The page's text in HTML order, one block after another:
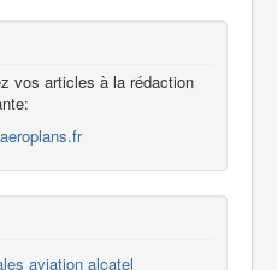
vos articles à la rédaction
aviation alcatel